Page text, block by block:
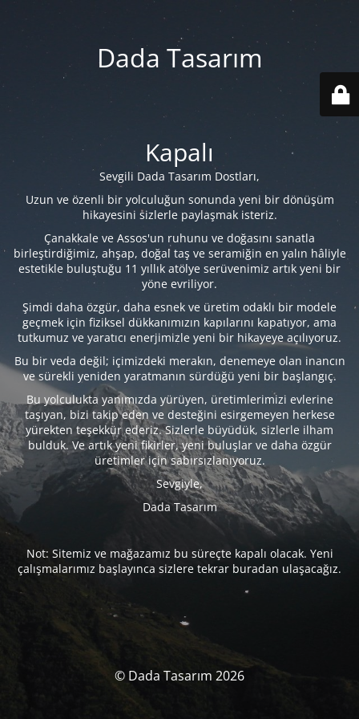
Dada Tasarım
Kapalı
Sevgili Dada Tasarım Dostları,
Uzun ve özenli bir yolculuğun sonunda yeni bir dönüşüm
hikayesini sizlerle paylaşmak isteriz.
Çanakkale ve Assos'un ruhunu ve doğasını sanatla
birleştirdiğimiz, ahşap, doğal taş ve seramiğin en yalın hâliyle
estetikle buluştuğu 11 yıllık atölye serüvenimiz artık yeni bir
yöne evriliyor.
Şimdi daha özgür, daha esnek ve üretim odaklı bir modele
geçmek için fiziksel dükkanımızın kapılarını kapatıyor, ama
tutkumuz ve yaratıcı enerjimizle yeni bir hikayeye açılıyoruz.
Bu bir veda değil; içimizdeki merakın, denemeye olan inancın
ve sürekli yeniden yaratmanın sürdüğü yeni bir başlangıç.
Bu yolculukta yanımızda yürüyen, üretimlerimizi evlerine
taşıyan, bizi takip eden ve desteğini esirgemeyen herkese
yürekten teşekkür ederiz. Sizlerle büyüdük, sizlerle ilham
bulduk. Ve artık yeni fikirler, yeni buluşlar ve daha özgür
üretimler için sabırsızlanıyoruz.
Sevgiyle,
Dada Tasarım
Not: Sitemiz ve mağazamız bu süreçte kapalı olacak. Yeni
çalışmalarımız başlayınca sizlere tekrar buradan ulaşacağız.
© Dada Tasarım 2026